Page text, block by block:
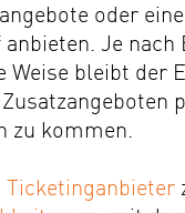
oder
Je
Weise bleibt der
zu kommen.
Ticketinganbieter